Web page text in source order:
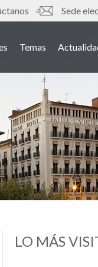
Sede
Temas
LO MÁS